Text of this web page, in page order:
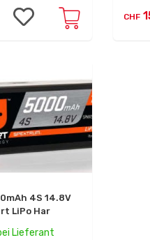
CHF
4S 14.8V
LiPo Har
Lieferant